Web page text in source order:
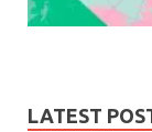
LATEST